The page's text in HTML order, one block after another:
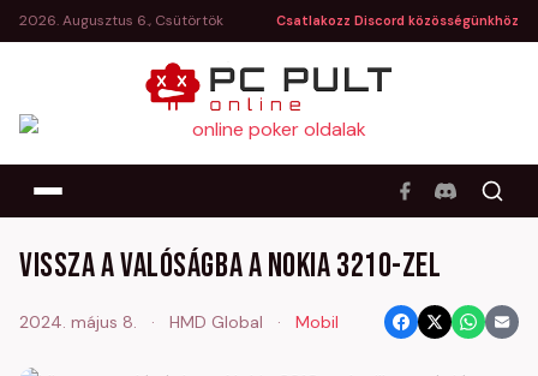
2026. Augusztus 6., Csütörtök Csatlakozz Discord közösségünkhöz
Vissza a valóságba a Nokia 3210-zel
2024. május 8. · HMD Global · Mobil